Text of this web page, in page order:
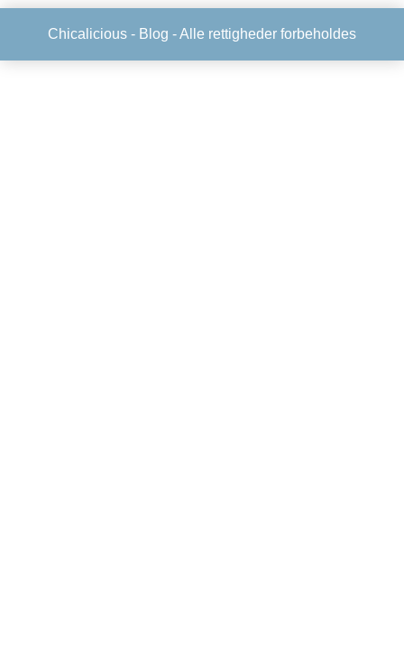
Chicalicious - Blog - Alle rettigheder forbeholdes